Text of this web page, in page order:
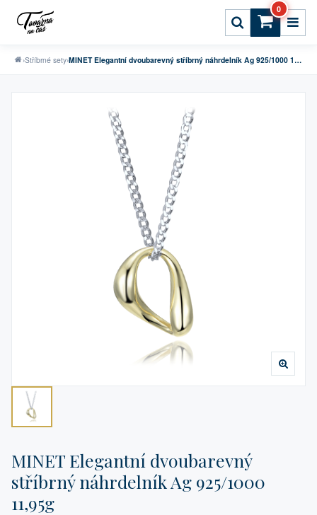
0
›Stříbrné sety› MINET Elegantní dvoubarevný stříbrný náhrdelník Ag 925/1000 11,95g
MINET Elegantní dvoubarevný
stříbrný náhrdelník Ag 925/1000
11,95g